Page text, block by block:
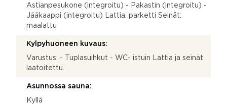
Astianpesukone (integroitu) - Pakastin (integroitu) -
Jääkaappi (integroitu) Lattia: parketti Seinät:
maalattu
Kylpyhuoneen kuvaus:
Varustus: - Tuplasuihkut - WC- istuin Lattia ja seinät
laatoitettu.
Asunnossa sauna:
Kyllä